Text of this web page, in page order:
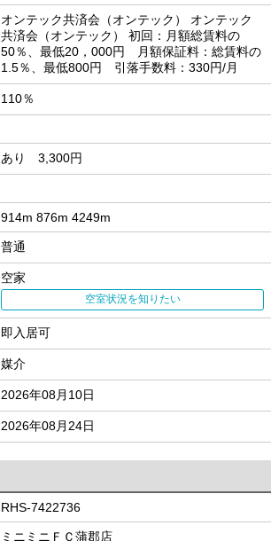
オンテック共済会（オンテック） オンテック
共済会（オンテック） 初回：月額総賃料の
50％、最低20，000円 月額保証料：総賃料の
1.5％、最低800円 引落手数料：330円/月
110％
あり 3,300円
914m 876m 4249m
普通
空家
空室状況を知りたい
即入居可
媒介
2026年08月10日
2026年08月24日
RHS-7422736
ミニミニＦＣ蒲郡店